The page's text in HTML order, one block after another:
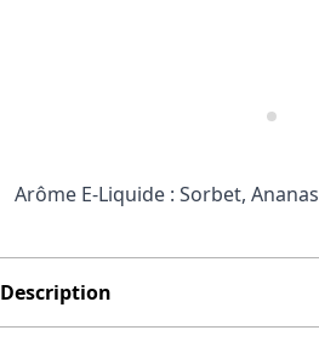
Arôme E-Liquide : Sorbet, Ananas
Description